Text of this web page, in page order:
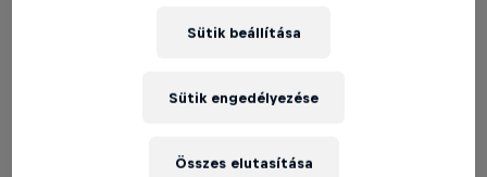
Registrations open
Mind
Sütik beállítása
Összes elutasítása
Sütik engedélyezése